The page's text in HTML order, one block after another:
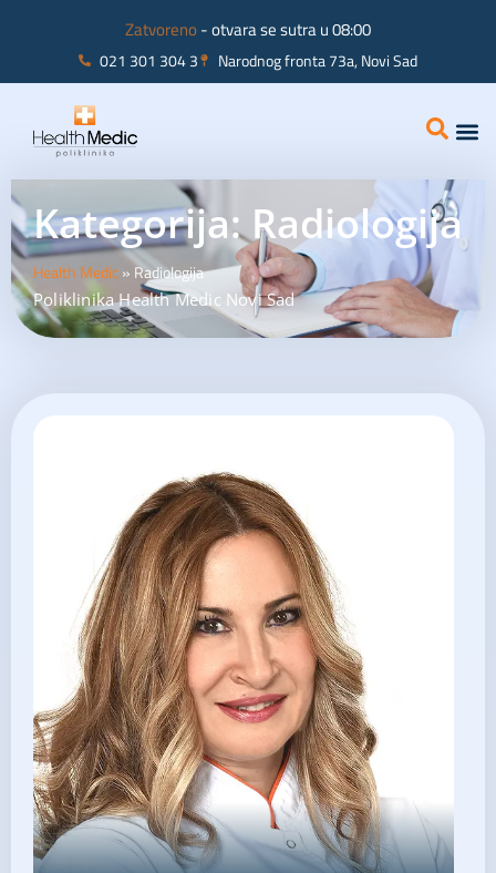
021 301 304 3 Narodnog fronta 73a, Novi Sad
Zatvoreno- otvara se sutra u 08:00
Kategorija: Radiologija
Health Medic » Radiologija
Poliklinika Health Medic Novi Sad